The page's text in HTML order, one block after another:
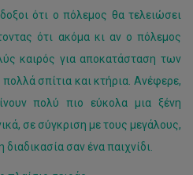
ότι ο πόλεμος θα τελειώσει
ότι ακόμα κι αν ο πόλεμος
καιρός για αποκατάσταση των
σπίτια και κτήρια. Ανέφερε,
πολύ πιο εύκολα μια ξένη
σε σύγκριση με τους μεγάλους,
σαν ένα παιχνίδι.